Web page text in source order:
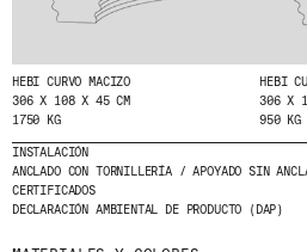
HEBI CURVO MACIZO
306 X 108 X 45 CM
1750 KG
HEBI
306 X
950 KG
INSTALACIÓN
ANCLADO CON TORNILLERÍA / APOYADO SIN
CERTIFICADOS
DECLARACIÓN AMBIENTAL DE PRODUCTO (DAP)
SUSCRIBIÉNDOTE A NUESTRA
HE LEÍDO Y ACEPTO
ENVIAR